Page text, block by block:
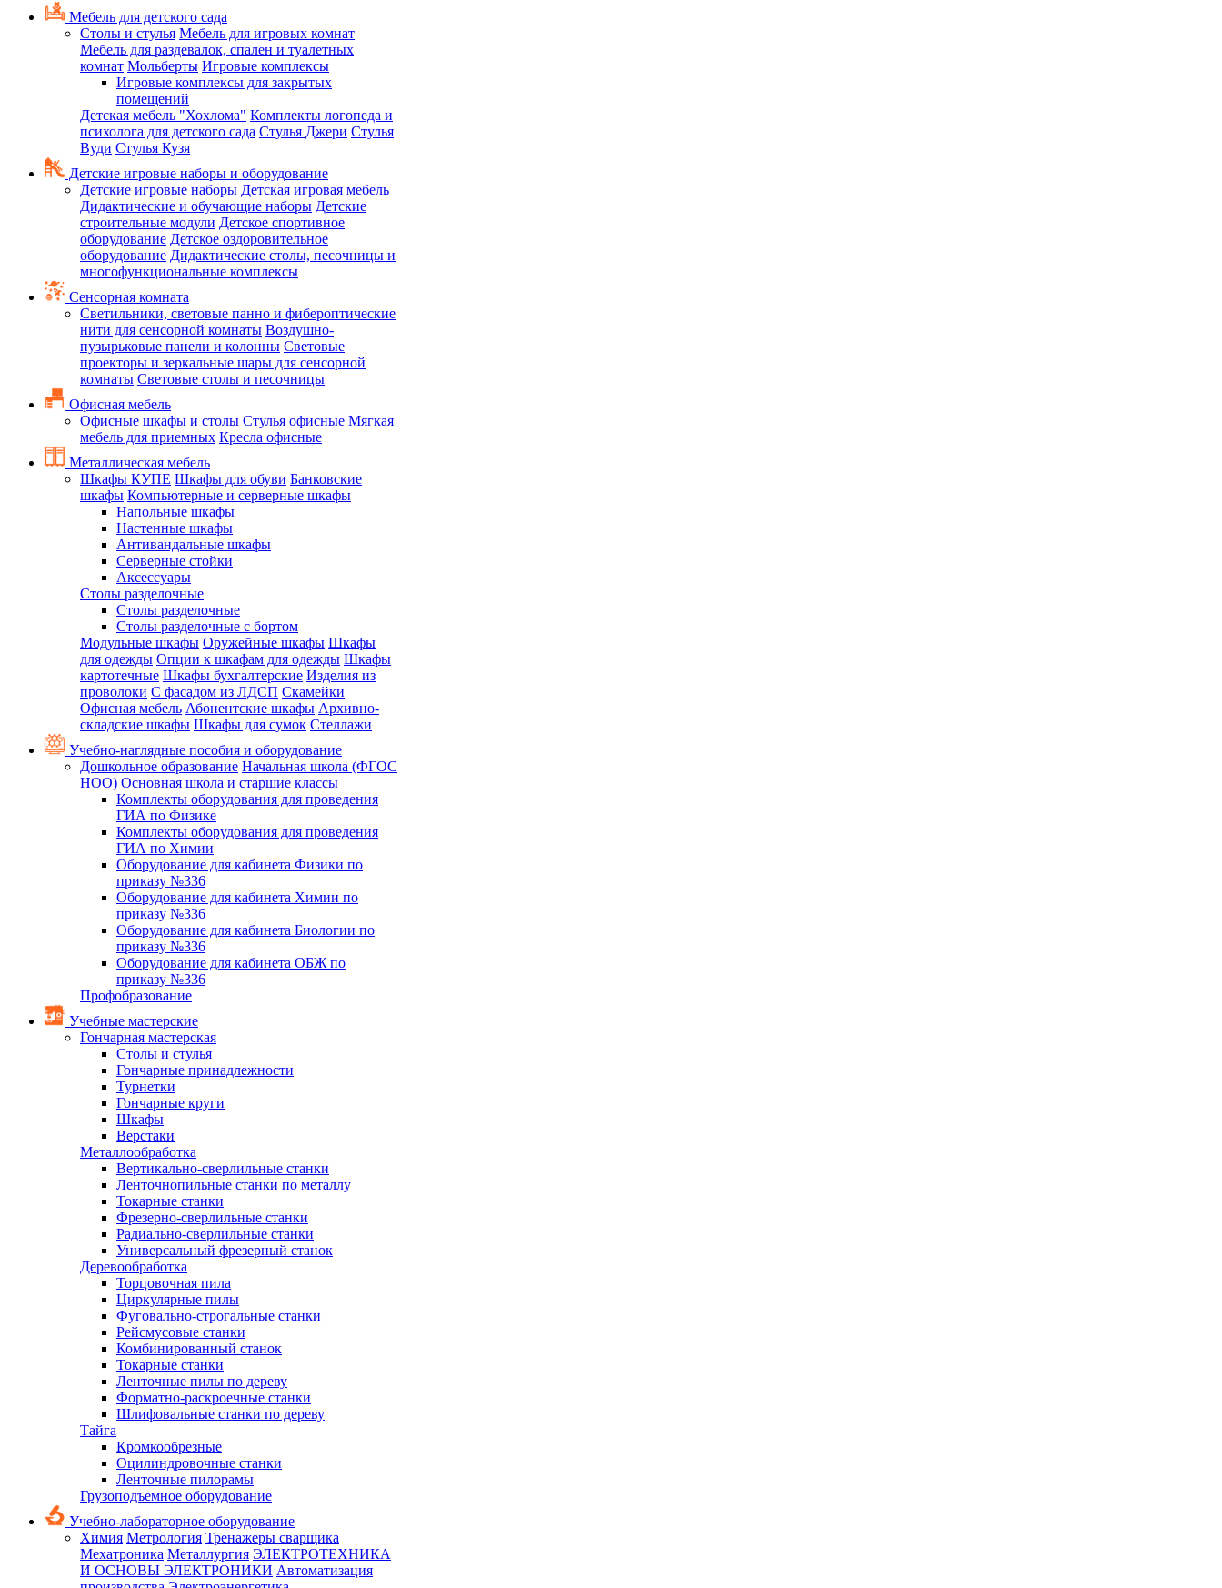
Мебель для детского сада
Столы и стулья Мебель для игровых комнат
Мебель для раздевалок, спален и туалетных
комнат Мольберты Игровые комплексы
Игровые комплексы для закрытых
помещений
Детская мебель "Хохлома" Комплекты логопеда и
психолога для детского сада Стулья Джери Стулья
Вуди Стулья Кузя
Детские игровые наборы и оборудование
Детские игровые наборы Детская игровая мебель
Дидактические и обучающие наборы Детские
строительные модули Детское спортивное
оборудование Детское оздоровительное
оборудование Дидактические столы, песочницы и
многофункциональные комплексы
Сенсорная комната
Светильники, световые панно и фибероптические
нити для сенсорной комнаты Воздушно-
пузырьковые панели и колонны Световые
проекторы и зеркальные шары для сенсорной
комнаты Световые столы и песочницы
Офисная мебель
Офисные шкафы и столы Стулья офисные Мягкая
мебель для приемных Кресла офисные
Металлическая мебель
Шкафы КУПЕ Шкафы для обуви Банковские
шкафы Компьютерные и серверные шкафы
Напольные шкафы
Настенные шкафы
Антивандальные шкафы
Серверные стойки
Аксессуары
Столы разделочные
Столы разделочные
Столы разделочные с бортом
Модульные шкафы Оружейные шкафы Шкафы
для одежды Опции к шкафам для одежды Шкафы
картотечные Шкафы бухгалтерские Изделия из
проволоки С фасадом из ЛДСП Скамейки
Офисная мебель Абонентские шкафы Архивно-
складские шкафы Шкафы для сумок Стеллажи
Учебно-наглядные пособия и оборудование
Дошкольное образование Начальная школа (ФГОС
НОО) Основная школа и старшие классы
Комплекты оборудования для проведения
ГИА по Физике
Комплекты оборудования для проведения
ГИА по Химии
Оборудование для кабинета Физики по
приказу №336
Оборудование для кабинета Химии по
приказу №336
Оборудование для кабинета Биологии по
приказу №336
Оборудование для кабинета ОБЖ по
приказу №336
Профобразование
Учебные мастерские
Гончарная мастерская
Столы и стулья
Гончарные принадлежности
Турнетки
Гончарные круги
Шкафы
Верстаки
Металлообработка
Вертикально-сверлильные станки
Ленточнопильные станки по металлу
Токарные станки
Фрезерно-сверлильные станки
Радиально-сверлильные станки
Универсальный фрезерный станок
Деревообработка
Торцовочная пила
Циркулярные пилы
Фуговально-строгальные станки
Рейсмусовые станки
Комбинированный станок
Токарные станки
Ленточные пилы по дереву
Форматно-раскроечные станки
Шлифовальные станки по дереву
Тайга
Кромкообрезные
Оцилиндровочные станки
Ленточные пилорамы
Грузоподъемное оборудование
Учебно-лабораторное оборудование
Химия Метрология Тренажеры сварщика
Мехатроника Металлургия ЭЛЕКТРОТЕХНИКА
И ОСНОВЫ ЭЛЕКТРОНИКИ Автоматизация